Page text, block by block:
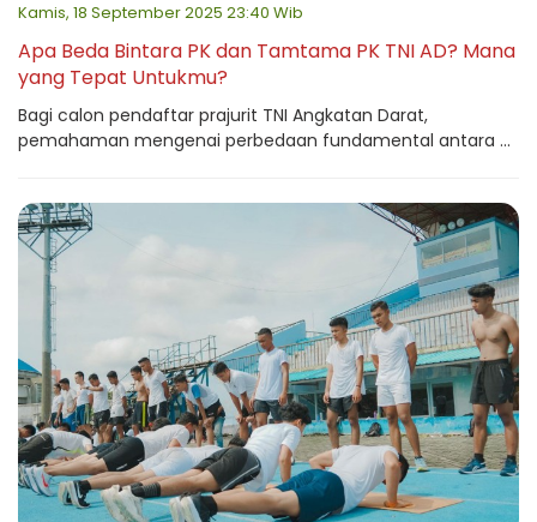
Kamis, 18 September 2025 23:40 Wib
Apa Beda Bintara PK dan Tamtama PK TNI AD? Mana
yang Tepat Untukmu?
Bagi calon pendaftar prajurit TNI Angkatan Darat,
pemahaman mengenai perbedaan fundamental antara ...